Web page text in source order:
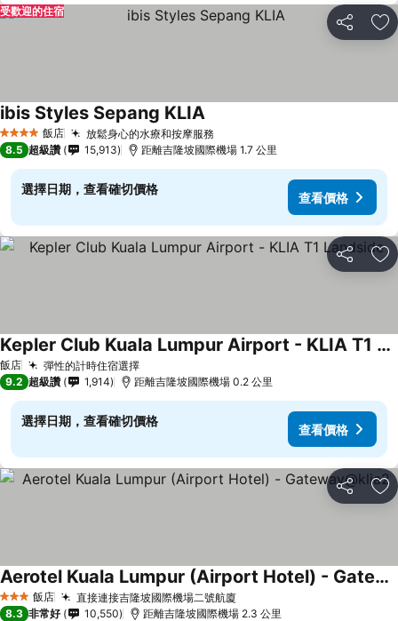
分享 加
受歡迎的住宿
4 星級 飯店 放鬆身心的水療和按摩服務
ibis Styles Sepang KLIA
8.5 超級讚 15,913 距離吉隆坡國際機場 1.7 公里
選擇日期，查看確切價格
查看價格
分享 加
飯店 彈性的計時住宿選擇
Kepler Club Kuala Lumpur Airport - KLIA T1 Landside
9.2 超級讚 1,914 距離吉隆坡國際機場 0.2 公里
選擇日期，查看確切價格
查看價格
分享 加
3 星級 飯店 直接連接吉隆坡國際機場二號航廈
Aerotel Kuala Lumpur (Airport Hotel) - Gateway@klia2
8.3 非常好 10,550 距離吉隆坡國際機場 2.3 公里